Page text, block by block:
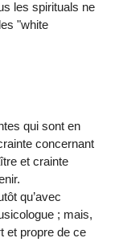
les spirituals ne
"white
qui sont en
concernant
et crainte
qu’avec
; mais,
et propre de ce